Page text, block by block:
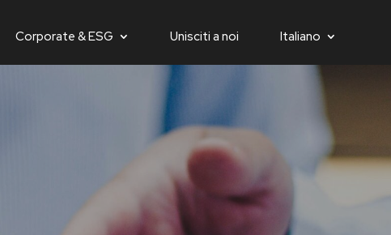
Corporate & ESG Unisciti a noi Italiano